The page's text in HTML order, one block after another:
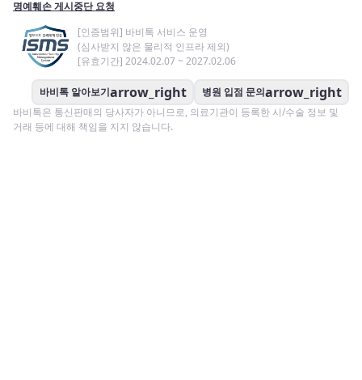
명예훼손 게시중단 요청
[인증범위] 바비톡 서비스 운영
(심사받지 않은 물리적 인프라 제외)
[유효기간] 2024.02.07 ~ 2027.02.06
바비톡 알아보기arrow_right 병원 입점 문의arrow_right
바비톡은 통신판매의 당사자가 아니므로, 의료기관이 등록한 시/수술 정보 및
거래 등에 대해 책임을 지지 않습니다.